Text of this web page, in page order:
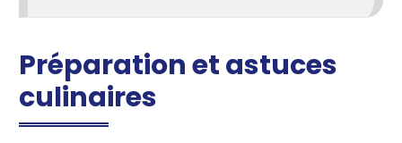
Préparation et astuces
culinaires